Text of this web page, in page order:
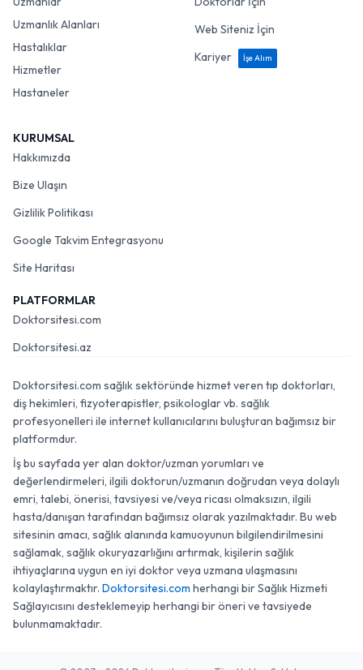
Uzmanlık Alanları
Hastalıklar
Hizmetler
Hastaneler
Web Siteniz İçin
Kariyer
İşe Alım
KURUMSAL
Hakkımızda
Bize Ulaşın
Gizlilik Politikası
Google Takvim Entegrasyonu
Site Haritası
PLATFORMLAR
Doktorsitesi.com
Doktorsitesi.az
Doktorsitesi.com sağlık sektöründe hizmet veren tıp doktorları,
diş hekimleri, fizyoterapistler, psikologlar vb. sağlık
profesyonelleri ile internet kullanıcılarını buluşturan bağımsız bir
platformdur.
İş bu sayfada yer alan doktor/uzman yorumları ve
değerlendirmeleri, ilgili doktorun/uzmanın doğrudan veya dolaylı
emri, talebi, önerisi, tavsiyesi ve/veya ricası olmaksızın, ilgili
hasta/danışan tarafından bağımsız olarak yazılmaktadır. Bu web
sitesinin amacı, sağlık alanında kamuoyunun bilgilendirilmesini
sağlamak, sağlık okuryazarlığını artırmak, kişilerin sağlık
ihtiyaçlarına uygun en iyi doktor veya uzmana ulaşmasını
kolaylaştırmaktır. Doktorsitesi.com herhangi bir Sağlık Hizmeti
Sağlayıcısını desteklemeyip herhangi bir öneri ve tavsiyede
bulunmamaktadır.